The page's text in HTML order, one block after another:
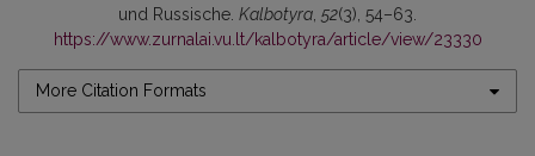
und Russische. Kalbotyra 52(3), 54–63.
https://www.zurnalai.vu.lt/kalbotyra/article/view/23330
More Citation Formats